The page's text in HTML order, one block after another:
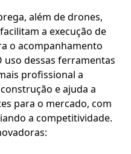
além de drones,
a execução de
o acompanhamento
dessas ferramentas
profissional a
e ajuda a
para o mercado, com
a competitividade.